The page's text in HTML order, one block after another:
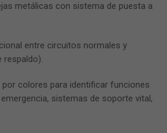
metálicas con sistema de puesta a
entre circuitos normales y
respaldo).
colores para identificar funciones
sistemas de soporte vital,